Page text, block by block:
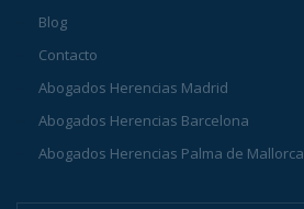
Blog
Contacto
Abogados Herencias Madrid
Abogados Herencias Barcelona
Abogados Herencias Palma de Mallorca